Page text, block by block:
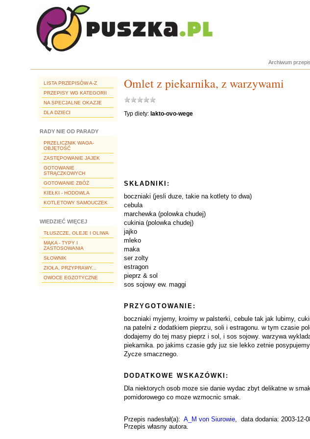
Archiwum
LISTA PRZEPISÓW A-Z
PRZEPISY WG KATEGORII
NA SPECJALNE OKAZJE
DLA DZIECI
RADY NIE OD PARADY
PRZELICZNIK WAGA-
OBJĘTOŚĆ
ZASTĘPOWANIE JAJEK
GOTOWANIE
STRĄCZKOWYCH
GOTOWANIE ZBÓŻ
KIEŁKI - HODOWLA
KOTLETOWY SAMOUCZEK
WIEDZIEĆ WIĘCEJ
TŁUSZCZE, OLEJE I OLIWA
MĄKA - TYPY I
ZASTOSOWANIA
SŁOWNIK
ZIOŁA, PRZYPRAWY...
OWOCE EGZOTYCZNE
Omlet z piekarnika, z warzywami
Typ diety: lakto-ovo-wege
SKŁADNIKI:
boczniaki (jesli duze, takie na kotlety to dwa)
cebula
marchewka (polowka chudej)
cukinia (polowka chudej)
jajko
mleko
maka
ser zolty
estragon
pieprz & sol
sos sojowy ew. maggi
PRZYGOTOWANIE:
boczniaki myjemy, kroimy w palsterki, cebule tak jak lubimy,
na patelni z dodatkiem pieprzu, soli i estragonu. w tym czasie
dodajemy do tej masy pieprz i sol, i sos sojowy. warzywa
piekarnika. po jakims czasie gdy juz sie lekko zetnie
Zycze smacznego.
DODATKOWE WSKAZÓWKI:
Dla niektorych osob moze sie danie wydac zbyt delikatne w
pomidorowego co moze wzmocnic smak.
Przepis nadesłał(a): A_M von Siurowie, data dodania: 2003-12-
Przepis własny autora.